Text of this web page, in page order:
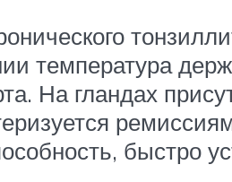
температура
На гландах
быстро